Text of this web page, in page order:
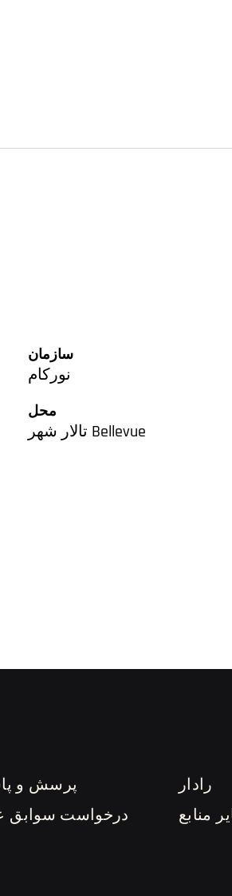
سازمان
نورکام
محل
تالار شهر Bellevue
911 پرسش و
درخواست سوابق
رادار
منابع